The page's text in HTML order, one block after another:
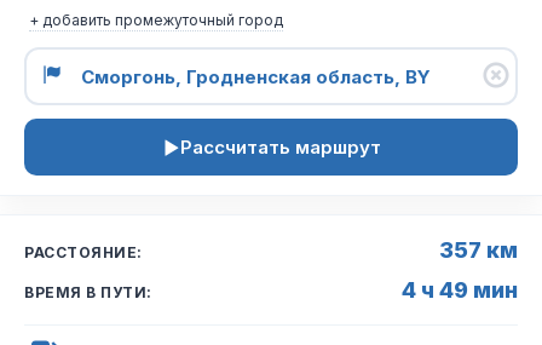
+ добавить промежуточный город
Рассчитать маршрут
РАССТОЯНИЕ: 357 км
ВРЕМЯ В ПУТИ: 4 ч 49 мин